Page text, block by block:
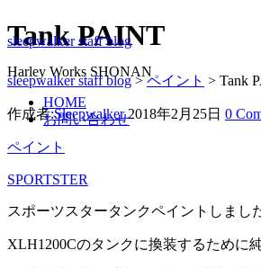
sleepwalker staff blog
Harley Works SHONAN
HOME
お問い合わせ
Tank PAINT
sleepwalker staff blog>ペイント > Tank
作成者:Sleepwalker 2018年2月25日 0
ペイント
SPORTSTER
スポーツスタータンクペイントしまし
XLH1200Cのタンクに換装するために